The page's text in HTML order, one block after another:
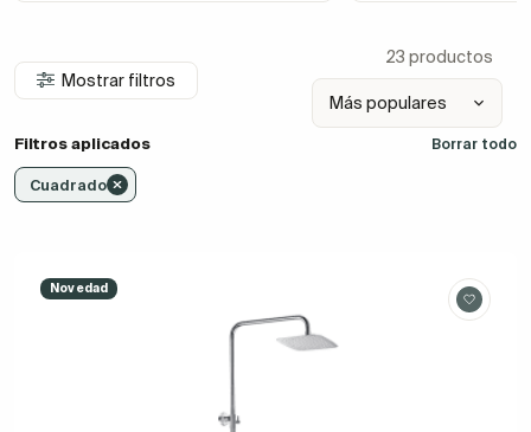
Mostrar filtros
23 productos
Filtros aplicados Borrar todo
Cuadrado
Novedad